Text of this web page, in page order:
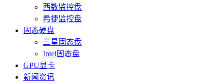
西数监控盘
希捷监控盘
固态硬盘
三星固态盘
Intel固态盘
GPU显卡
新闻资讯